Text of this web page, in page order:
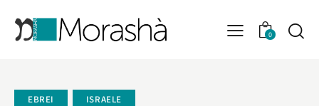
0
EBREI ISRAELE